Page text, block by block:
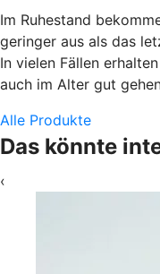
Im Ruhestand
geringer aus als das
In vielen Fällen
auch im Alter gut
Alle Produkte
Das könnte
‹